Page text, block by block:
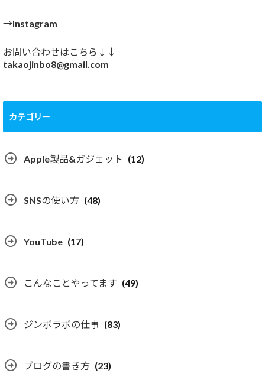
→Instagram
お問い合わせはこちら↓↓
takaojinbo8@gmail.com
カテゴリー
Apple製品&ガジェット (12)
SNSの使い方 (48)
YouTube (17)
こんなことやってます (49)
ジンボラボの仕事 (83)
ブログの書き方 (23)